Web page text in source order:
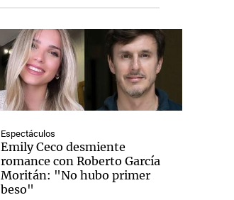
Espectáculos
Emily Ceco desmiente
romance con Roberto García
Moritán: "No hubo primer
beso"